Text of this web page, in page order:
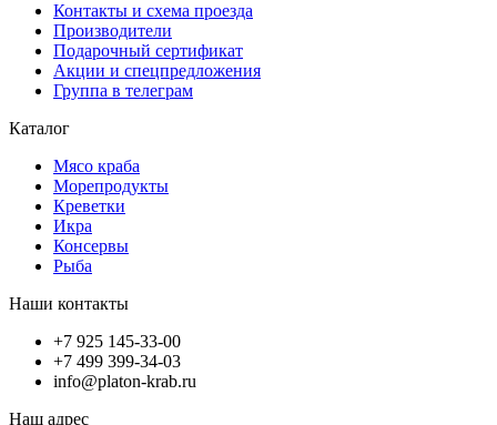
Контакты и схема проезда
Производители
Подарочный сертификат
Акции и спецпредложения
Группа в телеграм
Каталог
Мясо краба
Морепродукты
Креветки
Икра
Консервы
Рыба
Наши контакты
+7 925 145-33-00
+7 499 399-34-03
info@platon-krab.ru
Наш адрес